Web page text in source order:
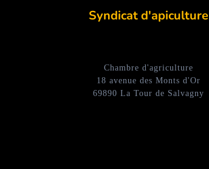
Syndicat d'apiculture
Chambre d'agriculture
18 avenue des Monts d'Or
69890 La Tour de Salvagny